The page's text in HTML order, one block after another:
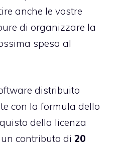
anche le vostre
di organizzare la
spesa al
distribuito
con la formula dello
della licenza
contributo di 20